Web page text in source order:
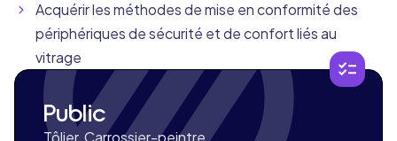
Acquérir les méthodes de mise en conformité des
périphériques de sécurité et de confort liés au
vitrage
Public
Tôlier, Carrossier-peintre